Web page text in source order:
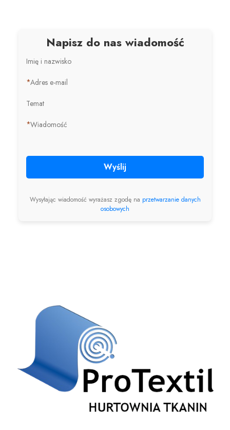
Napisz do nas wiadomość
Imię i nazwisko
*Adres e-mail
Temat
*Wiadomość
Wyślij
Wysyłając wiadomość wyrażasz zgodę na przetwarzanie danych
osobowych